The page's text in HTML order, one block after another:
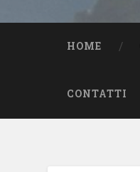
HOME
CONTATTI